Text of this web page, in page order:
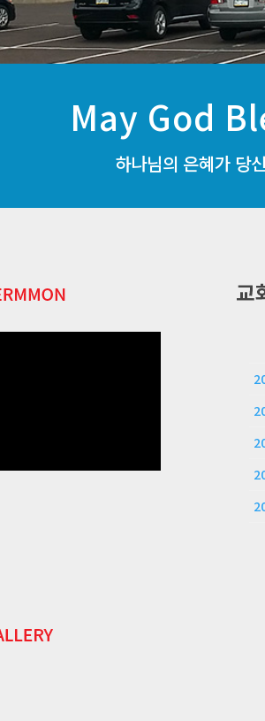
May God
하나님의 은혜가 당